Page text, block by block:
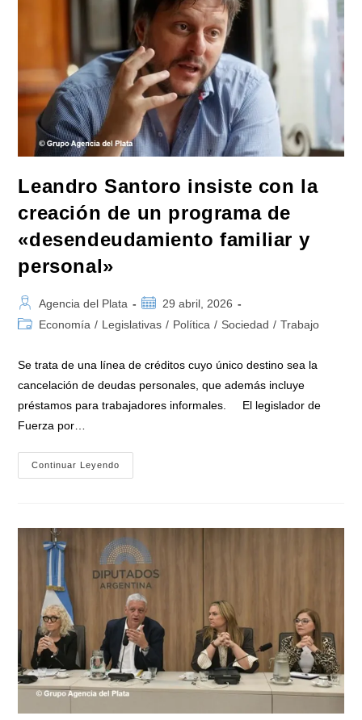
Lugones
Por
Los
Recortes
En
Discapacidad
Leandro Santoro insiste con la
creación de un programa de
«desendeudamiento familiar y
personal»
Autor
de
Agencia del Plata
Publicación
de
29 abril, 2026
Categoría
Economía / Legislativas / Política / Sociedad / Trabajo
Se trata de una línea de créditos cuyo único destino sea la
cancelación de deudas personales, que además incluye
préstamos para trabajadores informales. El legislador de
Fuerza por…
Continuar Leyendo
Santoro
Un
Programa
De
«desendeudamiento
Familiar
Y
Personal»